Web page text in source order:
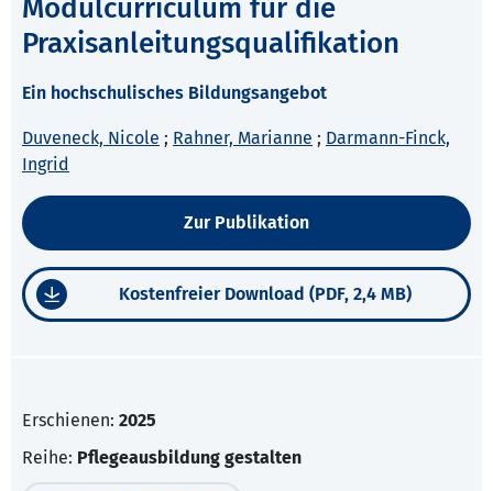
Modulcurriculum für die
Praxisanleitungsqualifikation
Ein hochschulisches Bildungsangebot
Duveneck, Nicole ; Rahner, Marianne ; Darmann-Finck,
Ingrid
Zur Publikation
Kostenfreier Download (PDF, 2,4 MB)
Erschienen: 2025
Reihe: Pflegeausbildung gestalten